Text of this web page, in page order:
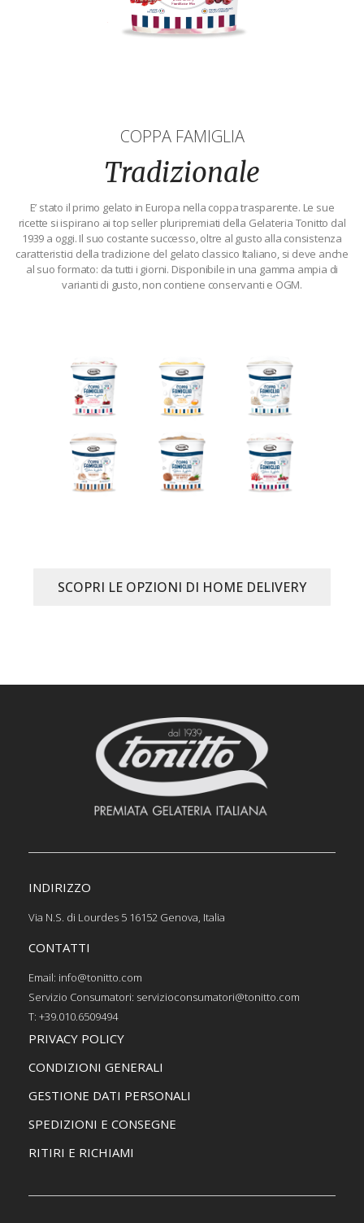
COPPA FAMIGLIA
Tradizionale
E’ stato il primo gelato in Europa nella coppa trasparente. Le sue
ricette si ispirano ai top seller pluripremiati della Gelateria Tonitto dal
1939 a oggi. Il suo costante successo, oltre al gusto alla consistenza
caratteristici della tradizione del gelato classico Italiano, si deve anche
al suo formato: da tutti i giorni. Disponibile in una gamma ampia di
varianti di gusto, non contiene conservanti e OGM.
SCOPRI LE OPZIONI DI HOME DELIVERY
INDIRIZZO
Via N.S. di Lourdes 5 16152 Genova, Italia
CONTATTI
Email: info@tonitto.com
Servizio Consumatori: servizioconsumatori@tonitto.com
T: +39.010.6509494
PRIVACY POLICY
CONDIZIONI GENERALI
GESTIONE DATI PERSONALI
SPEDIZIONI E CONSEGNE
RITIRI E RICHIAMI